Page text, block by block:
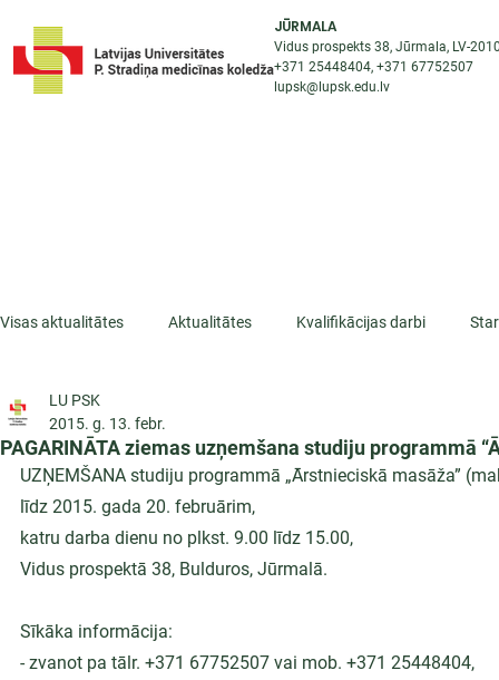
JŪRMALA
Vidus prospekts 38, Jūrmala, LV-
+371 25448404, +371 67752507
lupsk@lupsk.edu.lv
Visas aktualitātes Aktualitātes Kvalifikācijas darbi
ESF projekti
PAGARINĀTA ziemas uzņemšana studiju programmā
LU PSK
2015. g. 13. febr.
UZŅEMŠANA studiju programmā „Ārstnieciskā masāža”
līdz 2015. gada 20. februārim,
katru darba dienu no plkst. 9.00 līdz 15.00,
Vidus prospektā 38, Bulduros, Jūrmalā.
Sīkāka informācija:
- zvanot pa tālr. +371 67752507 vai mob. +371 25448404,